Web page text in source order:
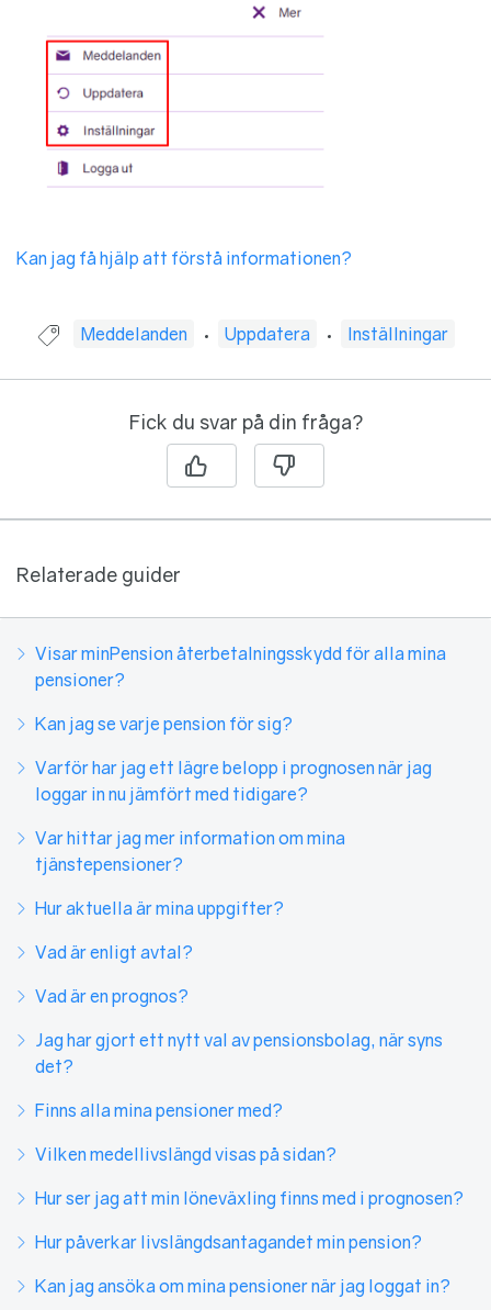
Kan jag få hjälp att förstå informationen?
Guide taggad med:
Meddelanden Uppdatera Inställningar
Fick du svar på din fråga?
Relaterade guider
Visar minPension återbetalningsskydd för alla mina
pensioner?
Kan jag se varje pension för sig?
Varför har jag ett lägre belopp i prognosen när jag
loggar in nu jämfört med tidigare?
Var hittar jag mer information om mina
tjänstepensioner?
Hur aktuella är mina uppgifter?
Vad är enligt avtal?
Vad är en prognos?
Jag har gjort ett nytt val av pensionsbolag, när syns
det?
Finns alla mina pensioner med?
Vilken medellivslängd visas på sidan?
Hur ser jag att min löneväxling finns med i prognosen?
Hur påverkar livslängdsantagandet min pension?
Kan jag ansöka om mina pensioner när jag loggat in?